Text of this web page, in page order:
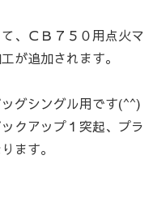
、ＣＢ７５０用点火マ
が追加されます。
グシングル用です(^^)
クアップ１突起、プラ
ます。